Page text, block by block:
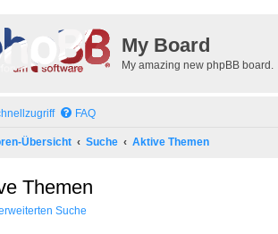
My Board
My amazing new phpBB board.
FAQ
Übersicht Suche Aktive Themen
Themen
Suche